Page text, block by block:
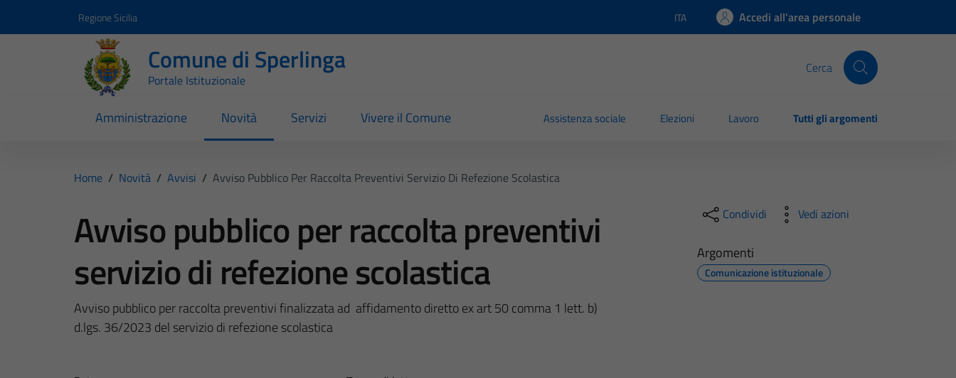
Regione Sicilia Lingua attiva:
ITA Accedi all'area personale
Comune di Sperlinga
Portale Istituzionale
Cerca
Amministrazione Novità Servizi Vivere il Comune Assistenza sociale Elezioni Lavoro Tutti gli argomenti
Home / Novità / Avvisi / Avviso Pubblico Per Raccolta Preventivi Servizio Di Refezione Scolastica
Avviso pubblico per raccolta preventivi
servizio di refezione scolastica
Avviso pubblico per raccolta preventivi finalizzata ad affidamento diretto ex art 50 comma 1 lett. b)
d.lgs. 36/2023 del servizio di refezione scolastica
Condividi Vedi azioni
Argomenti
Comunicazione istituzionale